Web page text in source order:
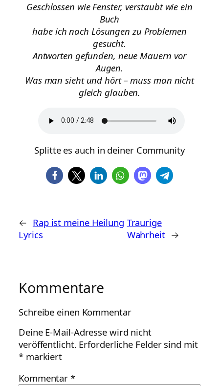
Geschlossen wie Fenster, verstaubt wie ein
Buch
habe ich nach Lösungen zu Problemen
gesucht.
Antworten gefunden, neue Mauern vor
Augen.
Was man sieht und hört – muss man nicht
gleich glauben.
Splitte es auch in deiner Community
← Rap ist meine Heilung
Lyrics
Traurige
Wahrheit →
Kommentare
Schreibe einen Kommentar
Deine E-Mail-Adresse wird nicht
veröffentlicht. Erforderliche Felder sind mit
*markiert
Kommentar*